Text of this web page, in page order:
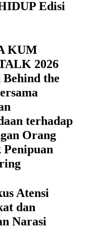
Edisi
KUM
2026
Behind the
terhadap
Orang
Atensi
dan
Narasi